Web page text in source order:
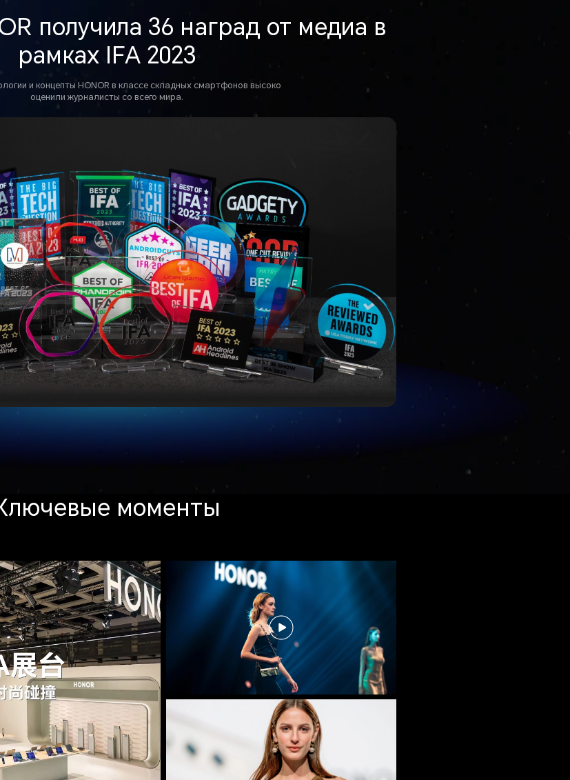
получила 36 наград от медиа в
рамках IFA 2023
и концепты HONOR в классе складных смартфонов высоко
оценили журналисты со всего мира.
моменты